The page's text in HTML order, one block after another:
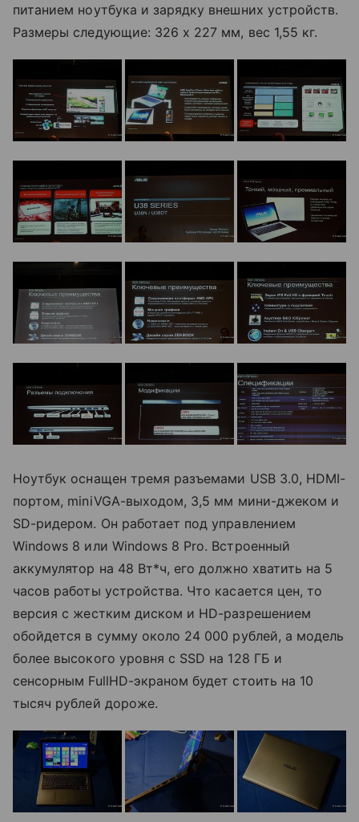
питанием ноутбука и зарядку внешних устройств.
Размеры следующие: 326 х 227 мм, вес 1,55 кг.
Ноутбук оснащен тремя разъемами USB 3.0, HDMI-
портом, miniVGA-выходом, 3,5 мм мини-джеком и
SD-ридером. Он работает под управлением
Windows 8 или Windows 8 Pro. Встроенный
аккумулятор на 48 Вт*ч, его должно хватить на 5
часов работы устройства. Что касается цен, то
версия с жестким диском и HD-разрешением
обойдется в сумму около 24 000 рублей, а модель
более высокого уровня с SSD на 128 ГБ и
сенсорным FullHD-экраном будет стоить на 10
тысяч рублей дороже.